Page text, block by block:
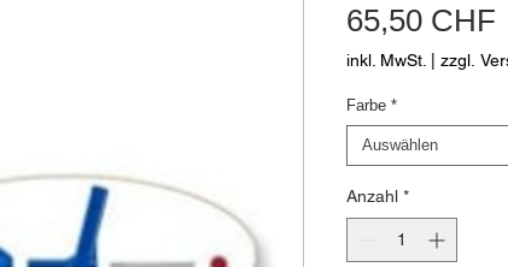
65,50 CHF
inkl. MwSt. zzgl.
Farbe *
Auswählen
Anzahl *